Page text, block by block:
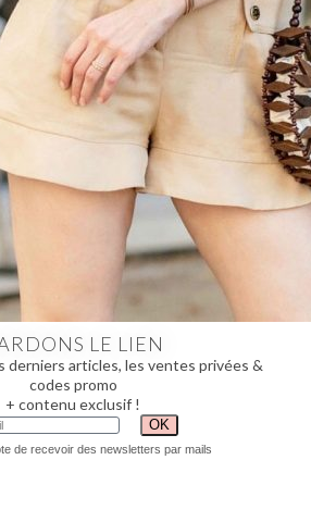
LE LIEN
derniers articles, les ventes privées &
codes promo
+ contenu exclusif !
de recevoir des newsletters par mails